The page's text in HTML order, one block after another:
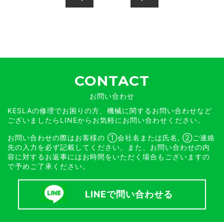
CONTACT
お問い合わせ
KESLAの修理でお困りの方、機械に関するお問い合わせなど
ございましたらLINEからお気軽にお問い合わせください。
お問い合わせの際はお客様の ①会社名または氏名, ②ご連絡
先の入力を必ず記載してください。
また、お問い合わせの内
容に対するお返事にはお時間をいただく場合もございますの
で予めご了承ください。
LINEで問い合わせる